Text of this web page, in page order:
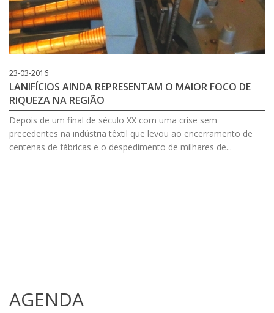
23-03-2016
LANIFÍCIOS AINDA REPRESENTAM O MAIOR FOCO DE
RIQUEZA NA REGIÃO
Depois de um final de século XX com uma crise sem
precedentes na indústria têxtil que levou ao encerramento de
centenas de fábricas e o despedimento de milhares de...
AGENDA